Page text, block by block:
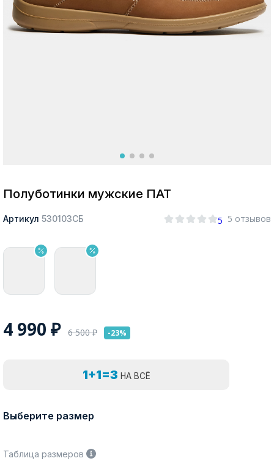
Полуботинки мужские ПАТ
Артикул 530103СБ 5 5 отзывов
4 990 ₽ 6 500₽ -23%
1+1=3 НА ВСЁ
Выберите размер
Таблица размеров